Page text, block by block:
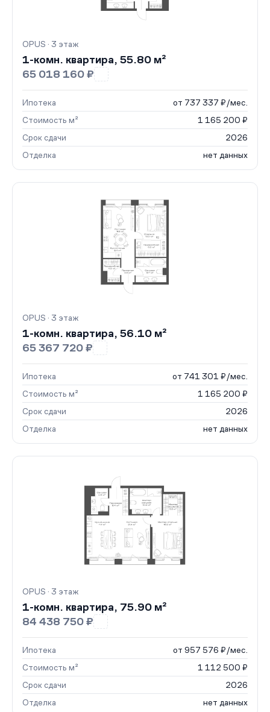
OPUS · 3 этаж
1-комн. квартира, 55.80 м²
65 018 160 ₽
Ипотека
от 737 337 ₽/мес.
Стоимость м²
1 165 200 ₽
Срок сдачи
2026
Отделка
нет данных
OPUS · 3 этаж
1-комн. квартира, 56.10 м²
65 367 720 ₽
Ипотека
от 741 301 ₽/мес.
Стоимость м²
1 165 200 ₽
Срок сдачи
2026
Отделка
нет данных
OPUS · 3 этаж
1-комн. квартира, 75.90 м²
84 438 750 ₽
Ипотека
от 957 576 ₽/мес.
Стоимость м²
1 112 500 ₽
Срок сдачи
2026
Отделка
нет данных